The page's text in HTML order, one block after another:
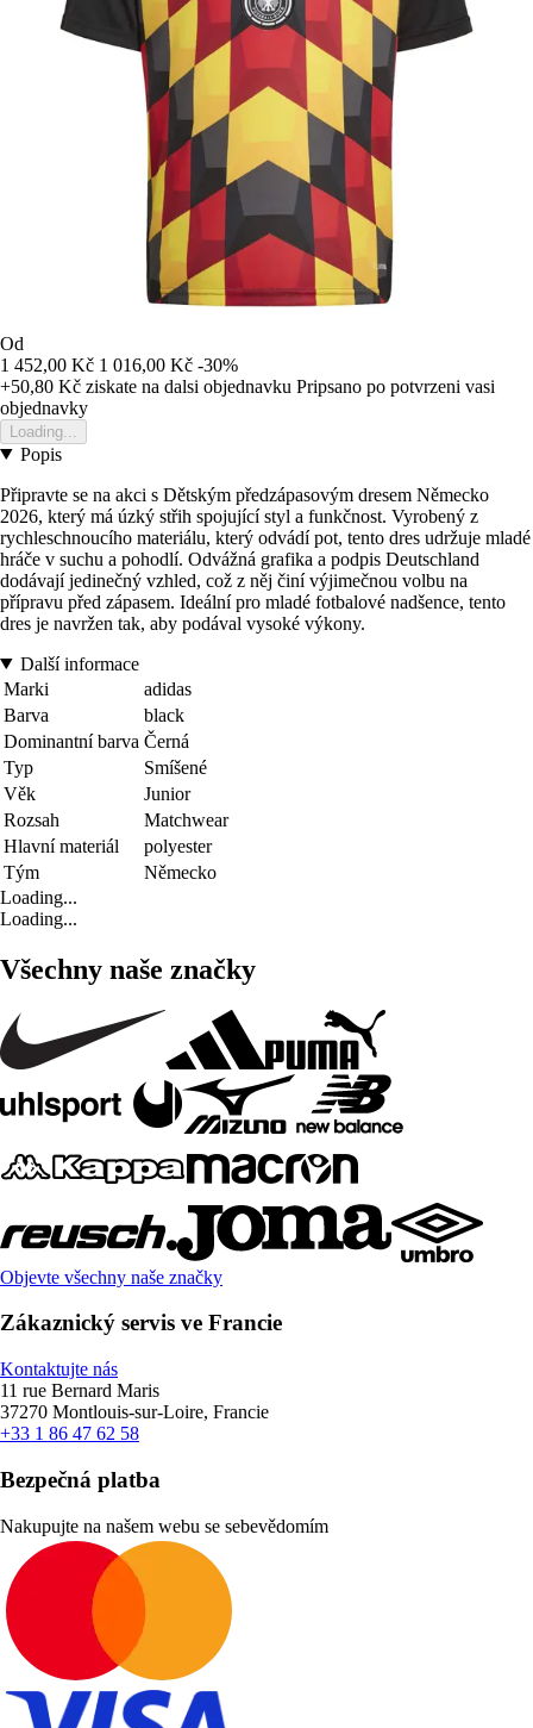
Od
1 452,00 Kč 1 016,00 Kč -30%
+50,80 Kč ziskate na dalsi objednavku Pripsano po potvrzeni vasi
objednavky
Loading...
Popis
Připravte se na akci s Dětským předzápasovým dresem Německo
2026, který má úzký střih spojující styl a funkčnost. Vyrobený z
rychleschnoucího materiálu, který odvádí pot, tento dres udržuje mladé
hráče v suchu a pohodlí. Odvážná grafika a podpis Deutschland
dodávají jedinečný vzhled, což z něj činí výjimečnou volbu na
přípravu před zápasem. Ideální pro mladé fotbalové nadšence, tento
dres je navržen tak, aby podával vysoké výkony.
Další informace
Marki
adidas
Barva
black
Dominantní barva Černá
Typ
Smíšené
Věk
Junior
Rozsah
Matchwear
Hlavní materiál
polyester
Tým
Německo
Loading...
Loading...
Všechny naše značky
Objevte všechny naše značky
Zákaznický servis ve Francie
Kontaktujte nás
11 rue Bernard Maris
37270 Montlouis-sur-Loire, Francie
+33 1 86 47 62 58
Bezpečná platba
Nakupujte na našem webu se sebevědomím